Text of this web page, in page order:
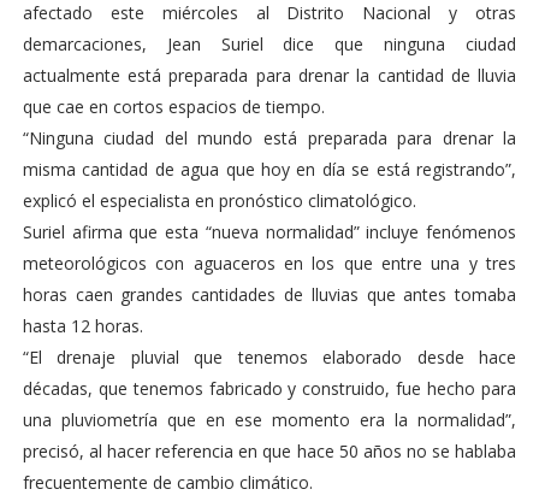
afectado este miércoles al Distrito Nacional y otras
demarcaciones, Jean Suriel dice que ninguna ciudad
actualmente está preparada para drenar la cantidad de lluvia
que cae en cortos espacios de tiempo.
“Ninguna ciudad del mundo está preparada para drenar la
misma cantidad de agua que hoy en día se está registrando”,
explicó el especialista en pronóstico climatológico.
Suriel afirma que esta “nueva normalidad” incluye fenómenos
meteorológicos con aguaceros en los que entre una y tres
horas caen grandes cantidades de lluvias que antes tomaba
hasta 12 horas.
“El drenaje pluvial que tenemos elaborado desde hace
décadas, que tenemos fabricado y construido, fue hecho para
una pluviometría que en ese momento era la normalidad”,
precisó, al hacer referencia en que hace 50 años no se hablaba
frecuentemente de cambio climático.